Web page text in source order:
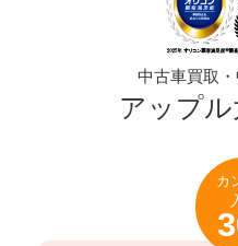
中古車買取
アップ
カ